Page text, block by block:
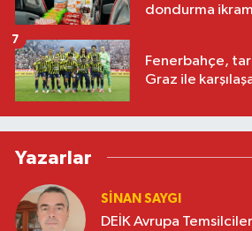
dondurma
Fenerbahçe,
Graz ile
7
Yazarlar
SINAN SAYGI
DEİK Avrupa